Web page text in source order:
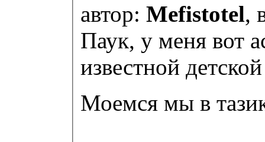
автор: Mefistotel,
Паук, у меня вот
известной
Моемся мы в